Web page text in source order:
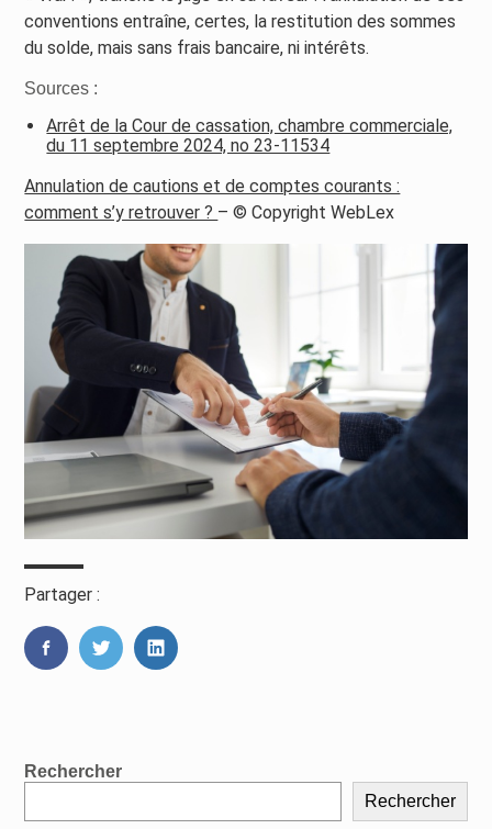
conventions entraîne, certes, la restitution des sommes
du solde, mais sans frais bancaire, ni intérêts.
Sources :
Arrêt de la Cour de cassation, chambre commerciale,
du 11 septembre 2024, no 23-11534
Annulation de cautions et de comptes courants :
comment s’y retrouver ? – © Copyright WebLex
Partager :
FaceBookTwitterLinkedIn
Blog
Rechercher
Rechercher